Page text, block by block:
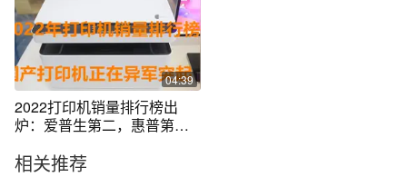
04:39
2022打印机销量排行榜出
炉：爱普生第二，惠普第
相关推荐